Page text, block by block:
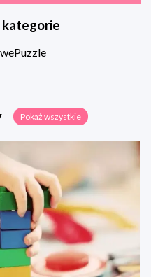
kategorie
Puzzle
Pokaż wszystkie